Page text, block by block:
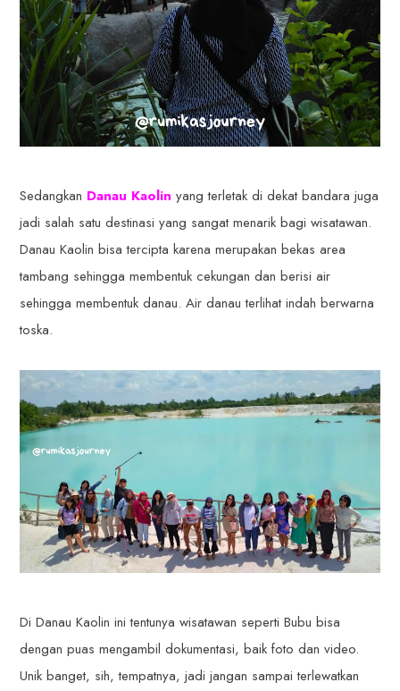
Sedangkan Danau Kaolin yang terletak di dekat bandara juga
jadi salah satu destinasi yang sangat menarik bagi wisatawan.
Danau Kaolin bisa tercipta karena merupakan bekas area
tambang sehingga membentuk cekungan dan berisi air
sehingga membentuk danau. Air danau terlihat indah berwarna
toska.
Di Danau Kaolin ini tentunya wisatawan seperti Bubu bisa
dengan puas mengambil dokumentasi, baik foto dan video.
Unik banget, sih, tempatnya, jadi jangan sampai terlewatkan